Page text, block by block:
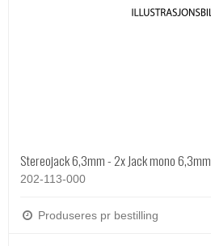
Stereojack 6,3mm - 2x Jack mono 6,3mm
202-113-000
Produseres pr bestilling